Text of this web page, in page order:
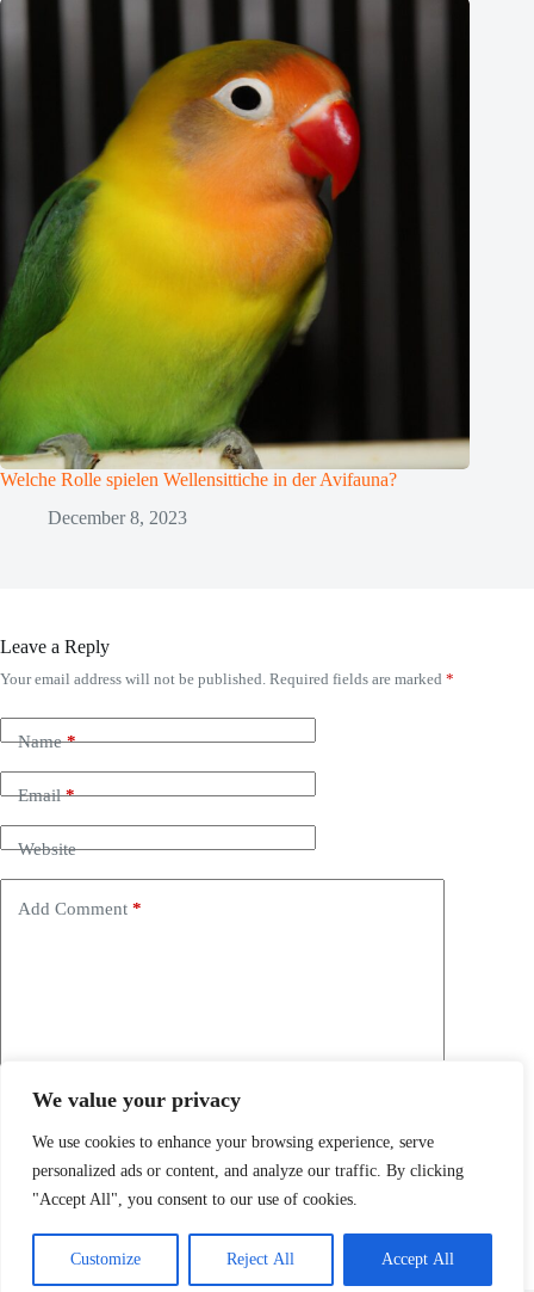
We value your privacy
We use cookies to enhance your browsing experience, serve
personalized ads or content, and analyze our traffic. By clicking
"Accept All", you consent to our use of cookies.
Customize Reject All Accept All
Welche Rolle spielen Wellensittiche in der Avifauna?
December 8, 2023
Leave a Reply
Your email address will not be published. Required fields are marked *
Name*
Email*
Website
Add Comment *
Save my name, email and website in this browser for the
next time I comment.
Post Comment